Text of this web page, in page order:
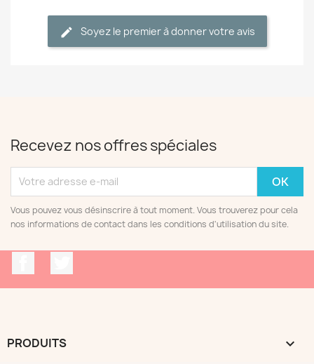
Soyez le premier à donner votre avis
Recevez nos offres spéciales
Vous pouvez vous désinscrire à tout moment. Vous trouverez pour cela
nos informations de contact dans les conditions d'utilisation du site.
PRODUITS 